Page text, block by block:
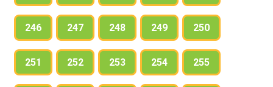
246 247 248 249 250
251 252 253 254 255